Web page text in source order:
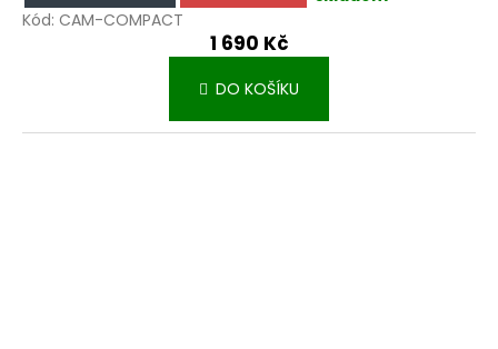
Kód: CAM-COMPACT
1 690 Kč
DO KOŠÍKU